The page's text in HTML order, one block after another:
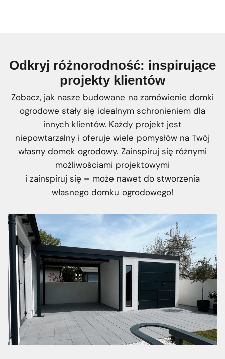
Odkryj różnorodność: inspirujące
projekty klientów
Zobacz, jak nasze budowane na zamówienie domki
ogrodowe stały się idealnym schronieniem dla
innych klientów. Każdy projekt jest
niepowtarzalny i oferuje wiele pomysłów na Twój
własny domek ogrodowy. Zainspiruj się różnymi
możliwościami projektowymi
i zainspiruj się – może nawet do stworzenia
własnego domku ogrodowego!